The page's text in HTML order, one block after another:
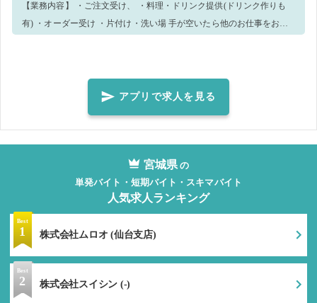
【業務内容】 ・ご注文受け、 ・料理・ドリンク提供(ドリンク作りも
有) ・オーダー受け ・片付け・洗い場 手が空いたら他のお仕事をお願
ワイシャツ、黒ズボンを持参お願いします。 ・エプロンは貸し出して
アプリで求人を見る
宮城県 の
単発バイト・短期バイト・スキマバイト
人気求人ランキング
Best
1 株式会社ムロオ (仙台支店)
Best
2 株式会社スイシン (-)